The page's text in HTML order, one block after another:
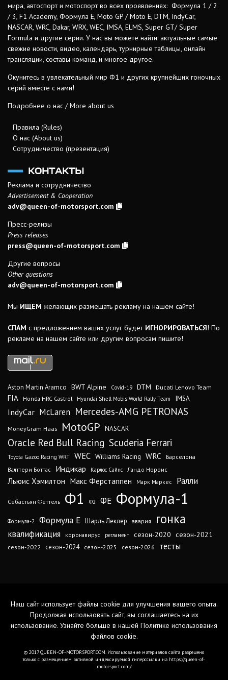
мира, автоспорт и мотоспорт во всех проявлениях: Формула 1 / 2
/ 3, F1 Academy, Формула Е, Moto GP / Moto E, DTM, IndyCar,
NASCAR, WRC, Dakar, WRX, WEC, IMSA, ELMS, Super GT/ Super
Formula и другие серии. У нас вы можете найти: актуальные самые
свежие новости, видео, календарь, турнирные таблицы, онлайн
трансляции, составы команд, и многое другое.
Окунитесь в увлекательный мир Ф1 и других крупнейших гоночных
серий вместе с нами!
Подробнее о нас / More about us
Правила (Rules)
О нас (About us)
Сотрудничество (презентация)
КОНТАКТЫ
Реклама и сотрудничество
Advertisement & Cooperation
adv@queen-of-motorsport.com
Пресс-релизы
Press releases
press@queen-of-motorsport.com
Другие вопросы
Other questions
adv@queen-of-motorsport.com
Мы ИЩЕМ желающих размещать рекламу на нашем сайте!
СПАМ с предложением ваших услуг будет ИГНОРИРОВАТЬСЯ! По
рекламе на нашем сайте или другим вопросам пишите!
Aston Martin Aramco BWT Alpine Covid-19 DTM Ducati Lenovo Team
FIA Honda HRC Castrol Hyundai Shell Mobis World Rally Team IMSA
IndyCar McLaren Mercedes-AMG PETRONAS
MoneyGram Haas MotoGP NASCAR
Oracle Red Bull Racing Scuderia Ferrari
Toyota Gazoo Racing WRT WEC Williams Racing WRC
Барселона
Валттери Боттас
Индикар Карлос Сайнс Ландо Норрис
Льюис Хэмилтон Макс Ферстаппен Марк Маркес Ралли
Себастьян Феттель Ф1 Ф2 ФЕ Формула-1
Формула-2 Формула Е Шарль Леклер авария гонка
квалификация коронавирус регламент сезон-2020 сезон-2021
сезон-2022 сезон-2024 сезон-2025 сезон-2026 тесты
Наш сайт использует файлы cookie для улучшения вашего опыта.
Продолжая использовать сайт, вы соглашаетесь на их
использование. Узнайте больше в нашей Политике использования
файлов cookie.
© 2017 QUEEN-OF-MOTORSPORT.COM. Использование материалов сайта разрешено
только с размещением активной индексируемой гиперссылки на https://queen-of-
motorsport.com/